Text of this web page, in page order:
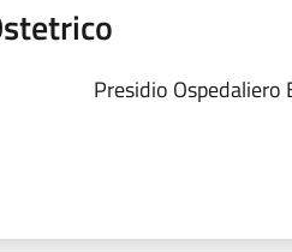
Presidio Ospedaliero